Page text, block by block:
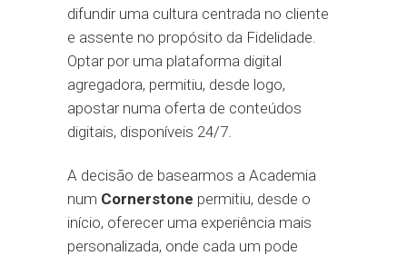
difundir uma cultura centrada no cliente
e assente no propósito da Fidelidade.
Optar por uma plataforma digital
agregadora, permitiu, desde logo,
apostar numa oferta de conteúdos
digitais, disponíveis 24/7.
A decisão de basearmos a Academia
num Cornerstone permitiu, desde o
início, oferecer uma experiência mais
personalizada, onde cada um pode